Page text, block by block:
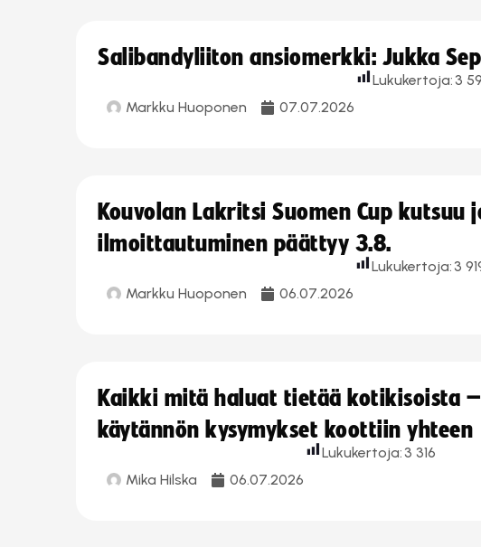
Salibandyliiton ansiomerkki: Jukka
Markku Huoponen 07.07.2026
Lukukertoja: 3
Kouvolan Lakritsi Suomen Cup kutsuu
ilmoittautuminen päättyy 3.8.
Markku Huoponen 06.07.2026
Lukukertoja: 3
Kaikki mitä haluat tietää kotikisoista
käytännön kysymykset koottiin yhteen
Mika Hilska 06.07.2026
Lukukertoja: 3 316